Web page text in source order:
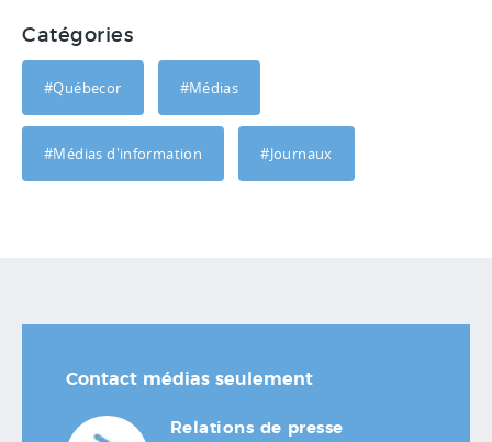
Catégories
#Québecor #Médias
#Médias d'information #Journaux
Contact médias seulement
Relations de presse